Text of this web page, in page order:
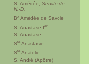
S. Amédée, Servite de
N.-D.
Bx Amédée de Savoie
S. Anastase Ier
S. Anastase
Ste Anastasie
Ste Anatolie
S. André (Apôtre)